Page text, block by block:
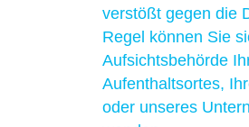
verstößt gegen die
Regel können Sie
Aufsichtsbehörde
Aufenthaltsortes,
oder unseres